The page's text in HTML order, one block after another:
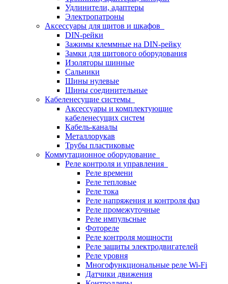
Удлинители, адаптеры
Электропатроны
Аксессуары для щитов и шкафов
DIN-рейки
Зажимы клеммные на DIN-рейку
Замки для щитового оборудования
Изоляторы шинные
Сальники
Шины нулевые
Шины соединительные
Кабеленесущие системы
Аксессуары и комплектующие
кабеленесущих систем
Кабель-каналы
Металлорукав
Трубы пластиковые
Коммутационное оборудование
Реле контроля и управления
Реле времени
Реле тепловые
Реле тока
Реле напряжения и контроля фаз
Реле промежуточные
Реле импульсные
Фотореле
Реле контроля мощности
Реле защиты электродвигателей
Реле уровня
Многофункциональные реле Wi-Fi
Датчики движения